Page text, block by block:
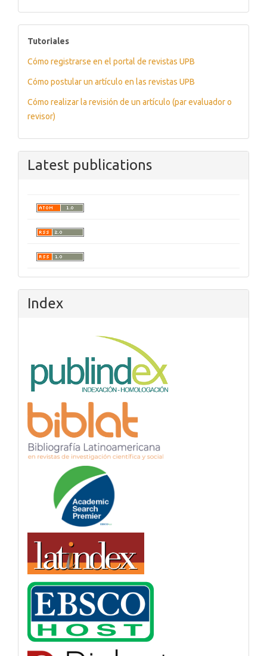
tutoriales
Tutoriales
Cómo registrarse en el portal de revistas UPB
Cómo postular un artículo en las revistas UPB
Cómo realizar la revisión de un artículo (par evaluador o
revisor)
Latest publications
Index